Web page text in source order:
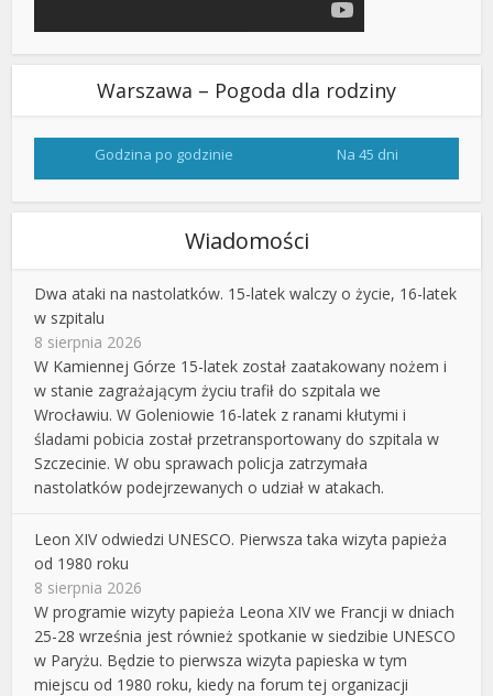
Warszawa – Pogoda dla rodziny
Godzina po godzinie Na 45 dni
Wiadomości
Dwa ataki na nastolatków. 15-latek walczy o życie, 16-latek
w szpitalu
8 sierpnia 2026
W Kamiennej Górze 15-latek został zaatakowany nożem i
w stanie zagrażającym życiu trafił do szpitala we
Wrocławiu. W Goleniowie 16-latek z ranami kłutymi i
śladami pobicia został przetransportowany do szpitala w
Szczecinie. W obu sprawach policja zatrzymała
nastolatków podejrzewanych o udział w atakach.
Leon XIV odwiedzi UNESCO. Pierwsza taka wizyta papieża
od 1980 roku
8 sierpnia 2026
W programie wizyty papieża Leona XIV we Francji w dniach
25-28 września jest również spotkanie w siedzibie UNESCO
w Paryżu. Będzie to pierwsza wizyta papieska w tym
miejscu od 1980 roku, kiedy na forum tej organizacji